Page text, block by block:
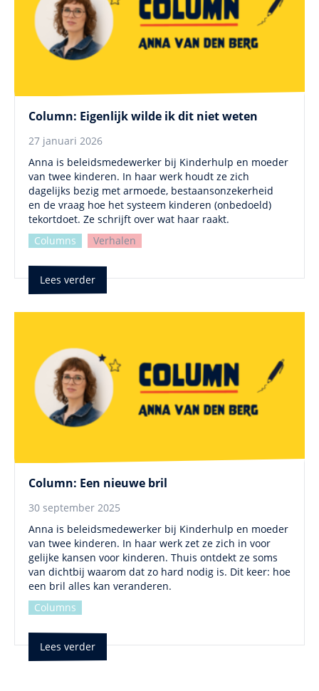
Column: Eigenlijk wilde ik dit niet weten
27 januari 2026
Anna is beleidsmedewerker bij Kinderhulp en moeder
van twee kinderen. In haar werk houdt ze zich
dagelijks bezig met armoede, bestaansonzekerheid
en de vraag hoe het systeem kinderen (onbedoeld)
tekortdoet. Ze schrijft over wat haar raakt.
Columns
Verhalen
Lees verder
Column: Een nieuwe bril
30 september 2025
Anna is beleidsmedewerker bij Kinderhulp en moeder
van twee kinderen. In haar werk zet ze zich in voor
gelijke kansen voor kinderen. Thuis ontdekt ze soms
van dichtbij waarom dat zo hard nodig is. Dit keer: hoe
een bril alles kan veranderen.
Columns
Lees verder